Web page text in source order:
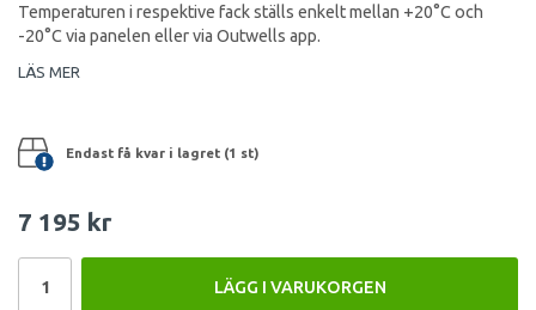
Temperaturen i respektive fack ställs enkelt mellan +20°C och
-20°C via panelen eller via Outwells app.
LÄS MER
Endast få kvar i lagret (1 st)
7 195 kr
LÄGG I VARUKORGEN